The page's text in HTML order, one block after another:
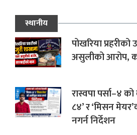
स्थानीय
पोखरिया
असुलीको आरोप,
रास्वपा पर्सा–४
८४’ र ‘मिसन
नगर्न निर्देशन